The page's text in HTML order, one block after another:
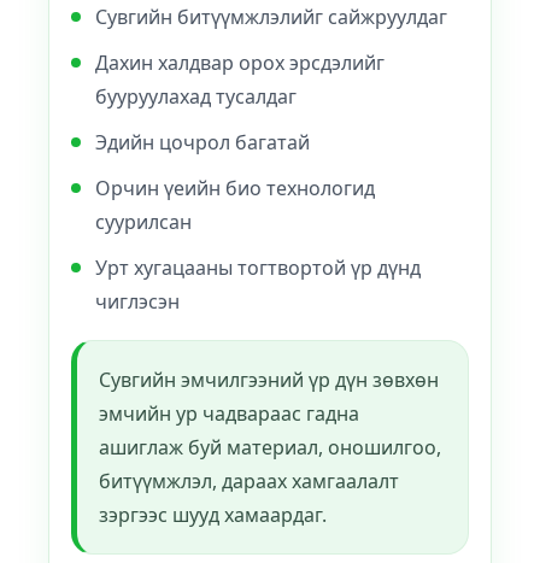
Сувгийн битүүмжлэлийг сайжруулдаг
Дахин халдвар орох эрсдэлийг
бууруулахад тусалдаг
Эдийн цочрол багатай
Орчин үеийн био технологид
суурилсан
Урт хугацааны тогтвортой үр дүнд
чиглэсэн
Сувгийн эмчилгээний үр дүн зөвхөн
эмчийн ур чадвараас гадна
ашиглаж буй материал, оношилгоо,
битүүмжлэл, дараах хамгаалалт
зэргээс шууд хамаардаг.